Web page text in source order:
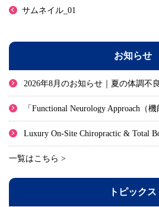
サムネイル_01
お知らせ
2026年8月のお知らせ｜夏の体調不
「Functional Neurology Approach（
Luxury On-Site Chiropractic & Total
一覧はこちら >
トピックス